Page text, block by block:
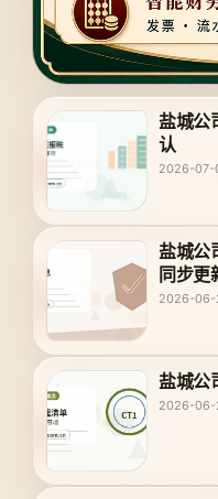
盐城公
认
2026-07-
盐城公
同步更
2026-06-
盐城公
2026-06-